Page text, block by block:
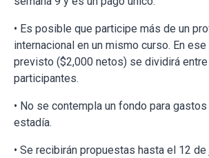
• Es posible que participe más de un
internacional en un mismo curso. En
previsto ($2,000 netos) se dividirá
participantes.
• No se contempla un fondo para
estadía.
• Se recibirán propuestas hasta el 12